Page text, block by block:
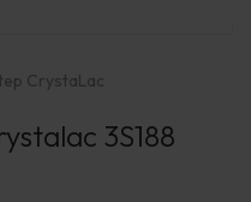
CrystaLac
3S188